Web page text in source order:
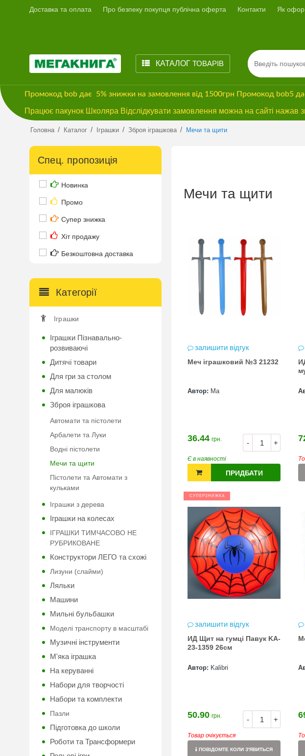
Доставка та оплата Про безпеку покупця публічна оферта Контакти Як
КАТАЛОГТОВАРІВ
Промокод bob дає 5% знижки на замовлення від 1500грн Промокод bob5
Працює пакунок Школяра Відслідкувати замовлення можна на сайті нажав
Головна / Каталог / Іграшки / Зброя іграшкова / Мечи та щити
Спец. пропозиція
Новинка
Промо
Супер знижка
Хіт продажу
Безкоштовна доставка
Категорії
Іграшки
Іграшки Пізнавально-
розвиваючі
Дитячі товари
Для гри за столом
Для малюків
Зброя іграшкова
Автомати та пістолети
Арбалети та Луки
Водні пістолети
Мечи та щити
Пістолети та Автомати з
кульками
Іграшки з дерева
Іграшки на колесах
ІГРАШКИ ТИМЧАСОВО НЕ
РУБРИКОВАНЕ
Конструктори ЛЕГО та схожі
Лизуни (слайми)
Ляльки
Машини
Мильні бульбашки
Моделі транспорту в масштабі
Музичні інструменти
М'яка іграшка
На керуванні
Набори для творчості
Набори та комплекти
Пазли
Підготовка до школи
Роботи та Трансформери
Мечи та щити
залишити відгук
Меч іграшковий №3 21232
Автор: Ма
- +
36.44 грн.
Є в наявності
ПРИДБАТИ
СУПЕРЗНИЖКА
залишити відгук
ИД Щит на гумці Павук KA-
23-1359 26см
Автор: Kalibri
- +
50.90 грн.
Товар очікується
ПОВІДОМТЕ КОЛИ З'ЯВИТЬСЯ